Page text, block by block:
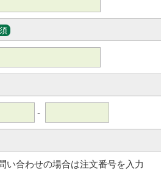
-
い合わせの場合は注文番号を入力